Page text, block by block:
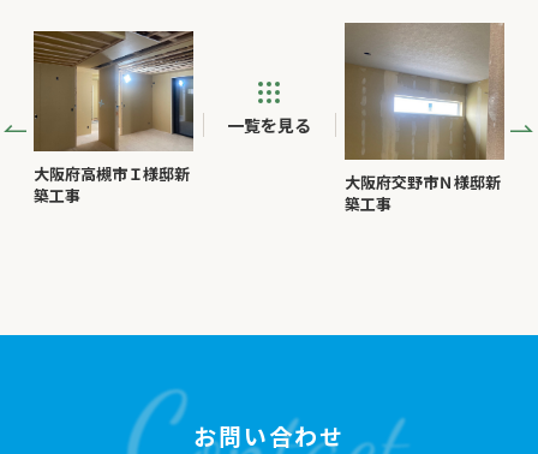
大阪府高槻市Ｉ様邸新
築工事
一覧を見る
大阪府交野市Ｎ様邸新
築工事
お問い合わせ